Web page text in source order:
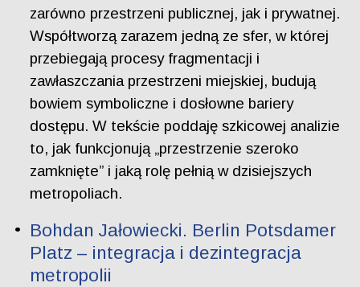
zarówno przestrzeni publicznej, jak i prywatnej.
Współtworzą zarazem jedną ze sfer, w której
przebiegają procesy fragmentacji i
zawłaszczania przestrzeni miejskiej, budują
bowiem symboliczne i dosłowne bariery
dostępu. W tekście poddaję szkicowej analizie
to, jak funkcjonują „przestrzenie szeroko
zamknięte” i jaką rolę pełnią w dzisiejszych
metropoliach.
Bohdan Jałowiecki. Berlin Potsdamer
Platz – integracja i dezintegracja
metropolii